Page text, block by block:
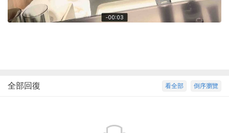
倒序瀏覽
看全部
全部回復